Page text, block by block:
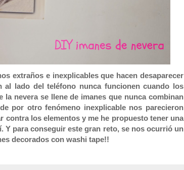
extraños e inexplicables que hacen desaparecer
lado del teléfono nunca funcionen cuando los
la nevera se llene de imanes que nunca combinan
por otro fenómeno inexplicable nos parecieron
contra los elementos y me he propuesto tener una
Y para conseguir este gran reto, se nos ocurrió un
decorados con washi tape!!